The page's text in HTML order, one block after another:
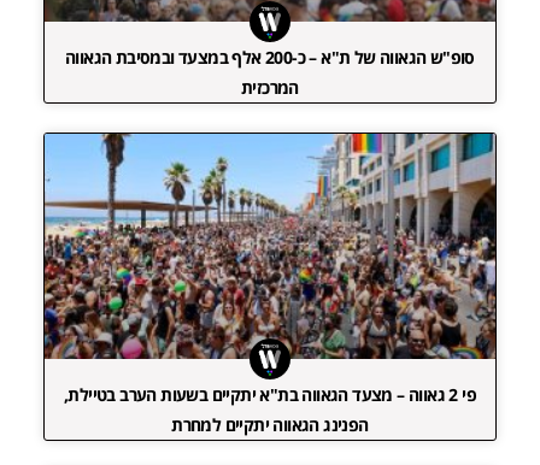
סופ"ש הגאווה של ת"א – כ-200 אלף במצעד ובמסיבת הגאווה
המרכזית
פי 2 גאווה – מצעד הגאווה בת"א יתקיים בשעות הערב בטיילת,
הפנינג הגאווה יתקיים למחרת